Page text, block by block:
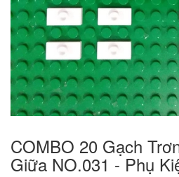
COMBO 20 Gạch
Giữa NO.031 - Phụ